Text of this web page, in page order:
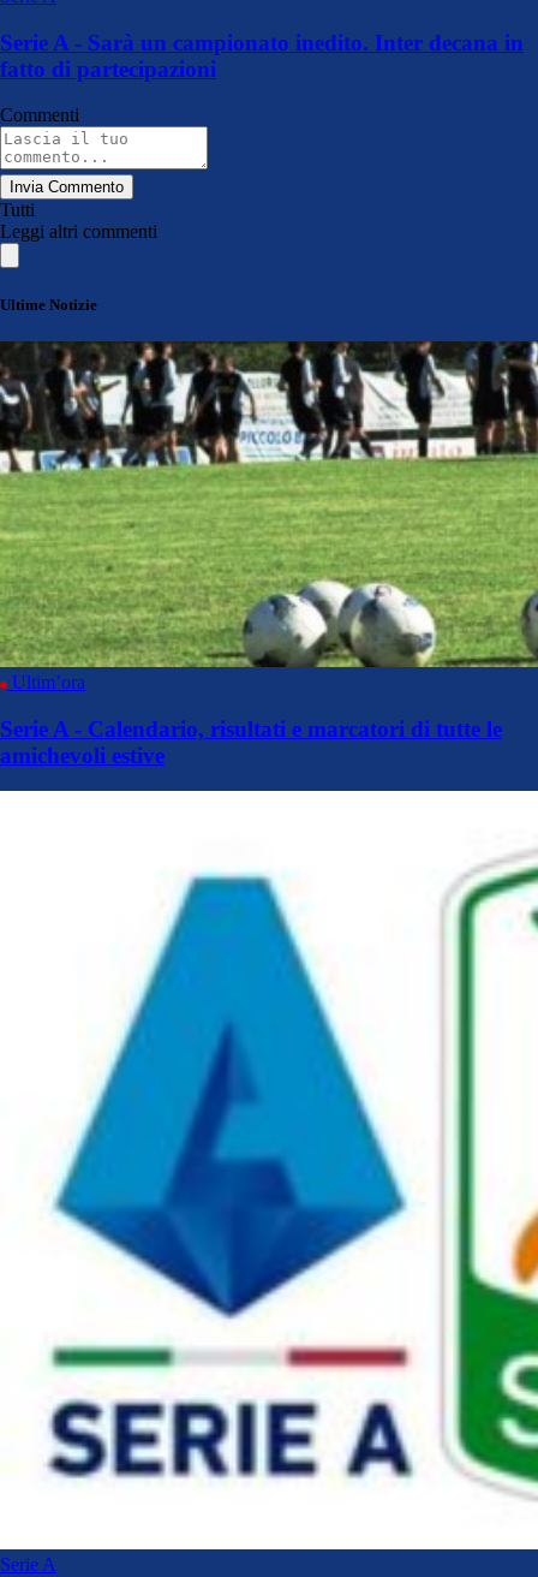
Serie A - Sarà un campionato inedito. Inter decana in
fatto di partecipazioni
Commenti
Invia Commento
Tutti
Leggi altri commenti
Ultime Notizie
Ultim’ora
Serie A - Calendario, risultati e marcatori di tutte le
amichevoli estive
Serie A